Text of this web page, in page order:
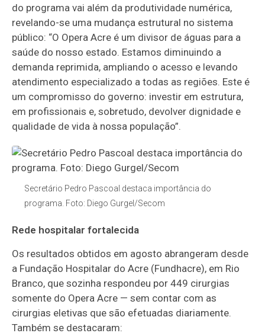
do programa vai além da produtividade numérica,
revelando-se uma mudança estrutural no sistema
público: “O Opera Acre é um divisor de águas para a
saúde do nosso estado. Estamos diminuindo a
demanda reprimida, ampliando o acesso e levando
atendimento especializado a todas as regiões. Este é
um compromisso do governo: investir em estrutura,
em profissionais e, sobretudo, devolver dignidade e
qualidade de vida à nossa população”.
Secretário Pedro Pascoal destaca importância do
programa. Foto: Diego Gurgel/Secom
Rede hospitalar fortalecida
Os resultados obtidos em agosto abrangeram desde
a Fundação Hospitalar do Acre (Fundhacre), em Rio
Branco, que sozinha respondeu por 449 cirurgias
somente do Opera Acre — sem contar com as
cirurgias eletivas que são efetuadas diariamente.
Também se destacaram: